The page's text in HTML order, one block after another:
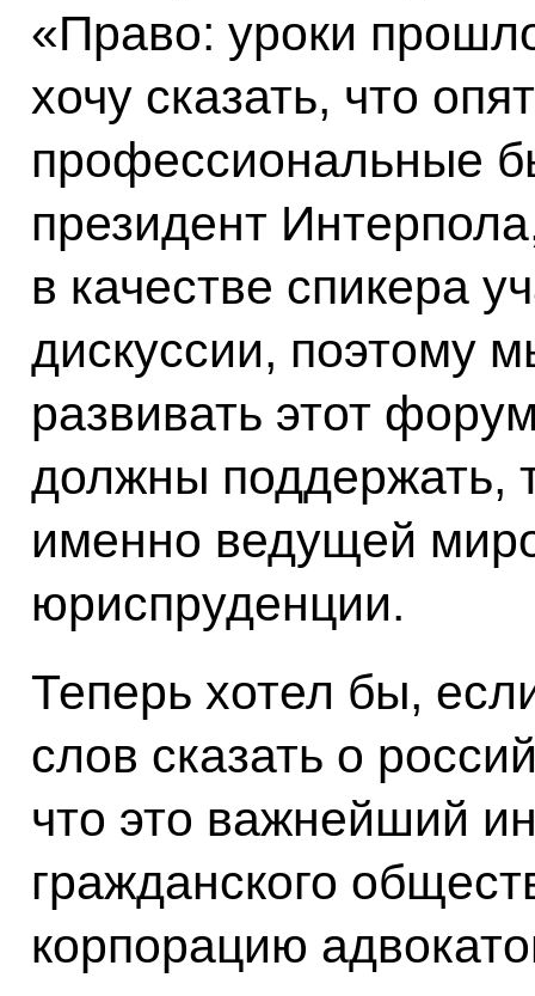
«Право: уроки
хочу сказать, что
профессиональные
президент
в качестве спикера
дискуссии, поэтому
развивать этот
должны поддержать,
именно ведущей
юриспруденции.
Теперь хотел бы,
слов сказать о
что это важнейший
гражданского
корпорацию